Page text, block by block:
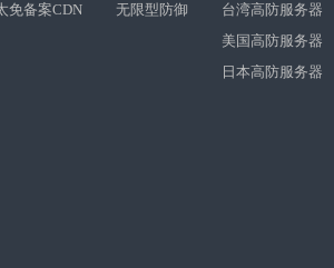
免备案CDN
无限型防御
台湾高防服务器
美国高防服务器
日本高防服务器